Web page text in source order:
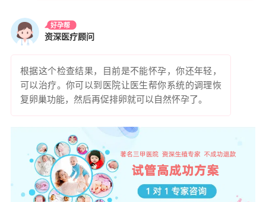
好孕帮
资深医疗顾问
根据这个检查结果，目前是不能怀孕，你还年轻，
可以治疗。你可以到医院让医生帮你系统的调理恢
复卵巢功能，然后再促排卵就可以自然怀孕了。